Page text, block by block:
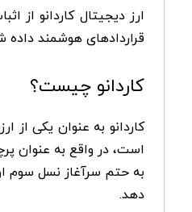
ارز دیجیتال کاردانو از
قراردادهای هوشمند داده
کاردانو چیست؟
است، در واقع به عنوان
به حتم سرآغاز نسل سوم
دهد.